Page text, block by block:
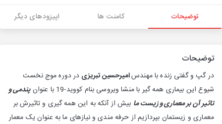
توضیحات کامنت ها اپیزودهای دیگر
توضیحات
در گپ و گفتی زنده با مهندسامیرحسین تبریزی در دوره موج نخست
شیوع این بیماری همه گیر با منشا ویروسی بنام کووید-19 با عنوان
پندمی و
تاثیر آن بر معماری و زیست ما بیش از آنکه به این همه گیری و تاثیرش بر
معماری و زیستمان بپردازیم از حرفه مندی و نیازهای ما به عنوان یک معمار